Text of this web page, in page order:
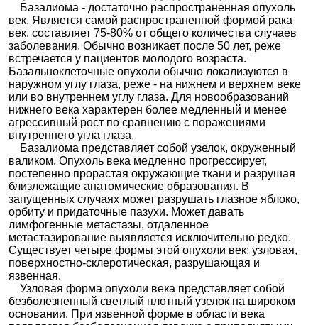
Базалиома - достаточно распространенная опухоль
век. Является самой распространенной формой рака
век, составляет 75-80% от общего количества случаев
заболевания. Обычно возникает после 50 лет, реже
встречается у пациентов молодого возраста.
Базальноклеточные опухоли обычно локализуются в
наружном углу глаза, реже - на нижнем и верхнем веке
или во внутреннем углу глаза. Для новообразований
нижнего века характерен более медленный и менее
агрессивный рост по сравнению с поражениями
внутреннего угла глаза.
Базалиома представляет собой узелок, окруженный
валиком. Опухоль века медленно прогрессирует,
постепенно прорастая окружающие ткани и разрушая
близлежащие анатомические образования. В
запущенных случаях может разрушать глазное яблоко,
орбиту и придаточные пазухи. Может давать
лимфогенные метастазы, отдаленное
метастазирование выявляется исключительно редко.
Существует четыре формы этой опухоли век: узловая,
поверхностно-склеротическая, разрушающая и
язвенная.
Узловая форма опухоли века представляет собой
безболезненный светлый плотный узелок на широком
основании. При язвенной форме в области века